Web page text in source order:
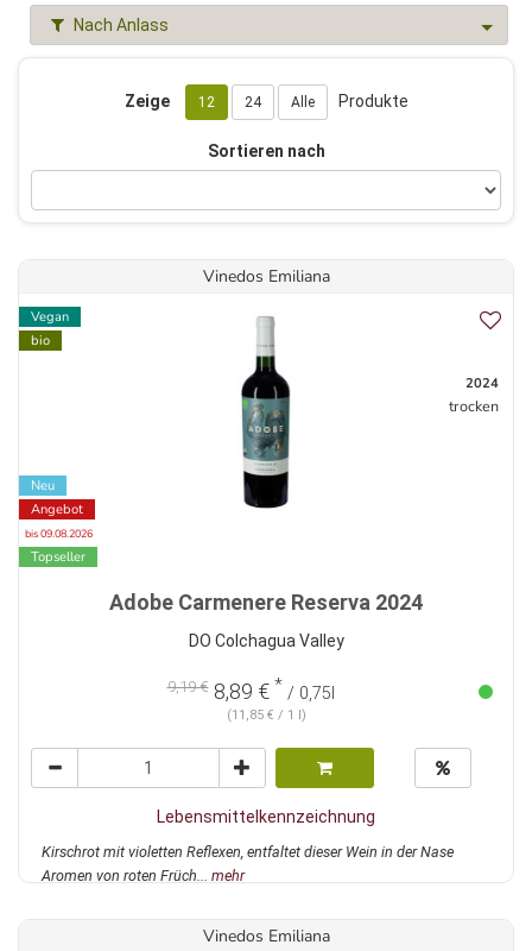
Nach Anlass
Zeige 12 24 Alle Produkte
Sortieren nach
Vinedos Emiliana
Vegan
bio
Neu
Angebot
bis 09.08.2026
Topseller
2024
trocken
Adobe Carmenere Reserva 2024
DO Colchagua Valley
9,19 €8,89 € * / 0,75l
(11,85 € / 1 l)
Lebensmittelkennzeichnung
Kirschrot mit violetten Reflexen, entfaltet dieser Wein in der Nase
Aromen von roten Früch... mehr
Vinedos Emiliana